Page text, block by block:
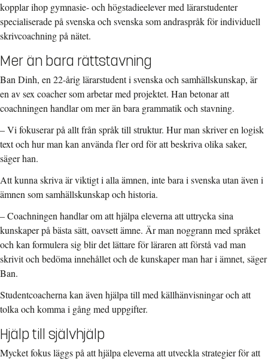
kopplar ihop gymnasie- och högstadieelever med lärarstudenter
specialiserade på svenska och svenska som andraspråk för individuell
skrivcoachning på nätet.
Mer än bara rättstavning
Ban Dinh, en 22-årig lärarstudent i svenska och samhällskunskap, är
en av sex coacher som arbetar med projektet. Han betonar att
coachningen handlar om mer än bara grammatik och stavning.
– Vi fokuserar på allt från språk till struktur. Hur man skriver en logisk
text och hur man kan använda fler ord för att beskriva olika saker,
säger han.
Att kunna skriva är viktigt i alla ämnen, inte bara i svenska utan även i
ämnen som samhällskunskap och historia.
– Coachningen handlar om att hjälpa eleverna att uttrycka sina
kunskaper på bästa sätt, oavsett ämne. Är man noggrann med språket
och kan formulera sig blir det lättare för läraren att förstå vad man
skrivit och bedöma innehållet och de kunskaper man har i ämnet, säger
Ban.
Studentcoacherna kan även hjälpa till med källhänvisningar och att
tolka och komma i gång med uppgifter.
Hjälp till självhjälp
Mycket fokus läggs på att hjälpa eleverna att utveckla strategier för att